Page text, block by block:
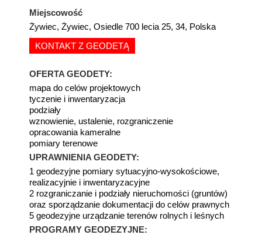
Miejscowość
Żywiec, Żywiec, Osiedle 700 lecia 25, 34, Polska
KONTAKT Z GEODETĄ
OFERTA GEODETY:
mapa do celów projektowych
tyczenie i inwentaryzacja
podziały
wznowienie, ustalenie, rozgraniczenie
opracowania kameralne
pomiary terenowe
UPRAWNIENIA GEODETY:
1 geodezyjne pomiary sytuacyjno-wysokościowe,
realizacyjnie i inwentaryzacyjne
2 rozgraniczanie i podziały nieruchomości (gruntów)
oraz sporządzanie dokumentacji do celów prawnych
5 geodezyjne urządzanie terenów rolnych i leśnych
PROGRAMY GEODEZYJNE: